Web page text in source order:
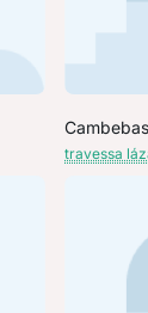
travessa